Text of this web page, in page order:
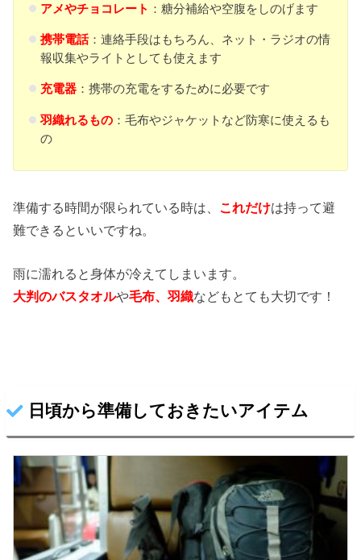
アメやチョコレート ：糖分補給や空腹をしのげます
携帯電話：連絡手段はもちろん、ネット・ラジオの情
報収集やライトとしても使えます
充電器：携帯の充電をするために必要です
羽織れるもの：毛布やジャケットなど防寒に使えるも
の
準備する時間が限られている時は、 これだけは持って避
難できるといいですね。
雨に濡れると身体が冷えてしまいます。
大判のバスタオルや毛布、羽織などもとても大切です！
日頃から準備しておきたいアイテム